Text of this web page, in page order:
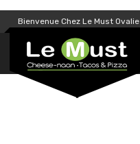
Bienvenue Chez Le Must Ovalie
OBLIGATOIRE